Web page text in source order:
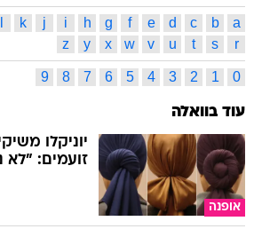
a
b
c
d
e
f
g
h
i
j
k
r
s
t
u
v
w
x
y
z
0
1
2
3
4
5
6
7
8
9
עוד בוואלה
אופנה
יוניקלו
זועמים: "לא